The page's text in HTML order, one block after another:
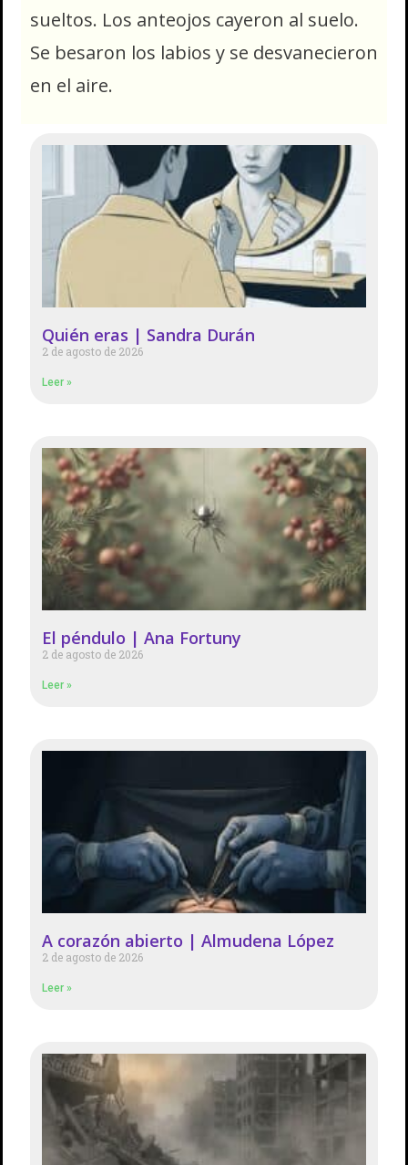
sueltos. Los anteojos cayeron al suelo.
Se besaron los labios y se desvanecieron
en el aire.
Quién eras | Sandra Durán
2 de agosto de 2026
Leer »
El péndulo | Ana Fortuny
2 de agosto de 2026
Leer »
A corazón abierto | Almudena López
2 de agosto de 2026
Leer »